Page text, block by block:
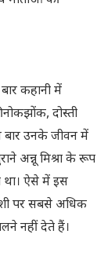
कहानी में
नोकझोंक, दोस्ती
बार उनके जीवन में
अन्नू मिश्रा के रूप
था। ऐसे में इस
पर सबसे अधिक
नहीं देते हैं।